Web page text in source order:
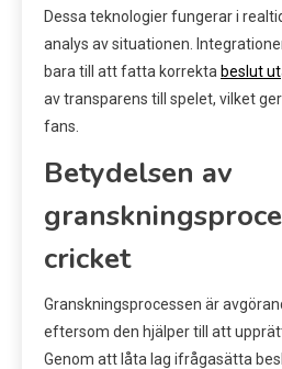
Dessa teknologier fungerar i
analys av situationen.
bara till att fatta korrekta beslut ut
av transparens till spelet, vilket
fans.
Betydelsen av
cricket
Granskningsprocessen är
eftersom den hjälper till att
Genom att låta lag ifrågasätta